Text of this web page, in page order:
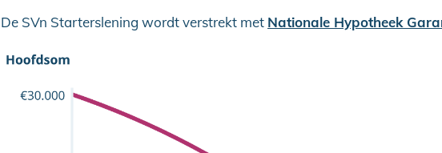
De SVn Starterslening wordt verstrekt met Nationale Hypotheek